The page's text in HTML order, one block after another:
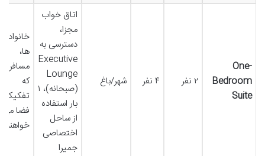
One-
Bedroom
Suite
۲ نفر ۴ نفر شهر/باغ
اتاق خواب
مجزا،
دسترسی به
Executive
Lounge
(صبحانه)، ۱
بار استفاده
از ساحل
اختصاصی
جمیرا
خانواده
ها،
که
تفکیک
فضا می
خواهند